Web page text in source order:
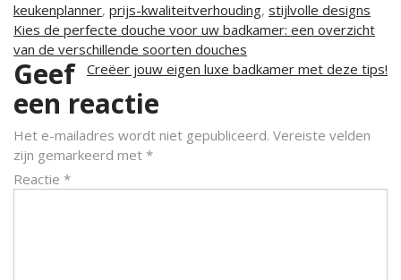
keukenplanner, prijs-kwaliteitverhouding, stijlvolle designs
Berichtnavigatie
Kies de perfecte douche voor uw badkamer: een overzicht
van de verschillende soorten douches
Creëer jouw eigen luxe badkamer met deze tips!
Geef
een reactie
Het e-mailadres wordt niet gepubliceerd. Vereiste velden
zijn gemarkeerd met *
Reactie *